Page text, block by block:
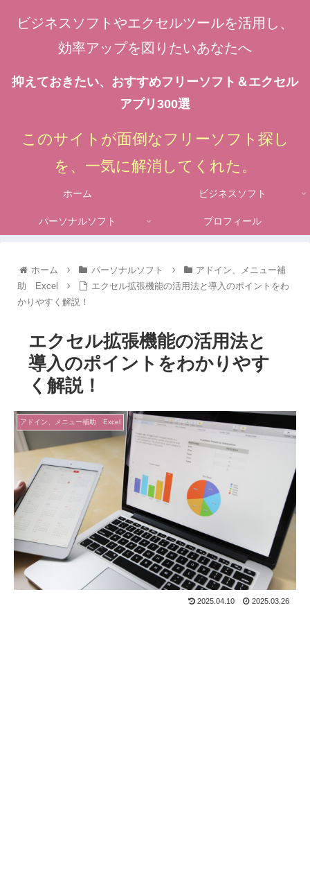
ビジネスソフトやエクセルツールを活用し、
効率アップを図りたいあなたへ
抑えておきたい、おすすめフリーソフト＆エクセル
アプリ300選
このサイトが面倒なフリーソフト探し
を、一気に解消してくれた。
ホーム ビジネスソフト
パーソナルソフト プロフィール
ホーム パーソナルソフト
アドイン、メニュー補
助 Excel
エクセル拡張機能の活用法と導入のポイントをわ
かりやすく解説！
エクセル拡張機能の活用法と
導入のポイントをわかりやす
く解説！
アドイン、メニュー補助 Excel
2025.04.10 2025.03.26